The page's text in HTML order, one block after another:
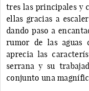
tres las principales y
ellas gracias a
dando paso a
rumor de las aguas
aprecia las
serrana y su
conjunto una